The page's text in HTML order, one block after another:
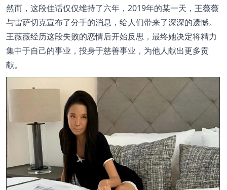
然而，这段佳话仅仅维持了六年，2019年的某一天，王薇薇
与雷萨切克宣布了分手的消息，给人们带来了深深的遗憾。
王薇薇经历这段失败的恋情后开始反思，最终她决定将精力
集中于自己的事业，投身于慈善事业，为他人献出更多贡
献。